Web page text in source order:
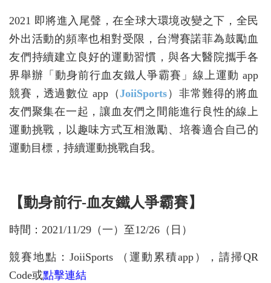
2021 即將進入尾聲，在全球大環境改變之下，全民
外出活動的頻率也相對受限，台灣賽諾菲為鼓勵血
友們持續建立良好的運動習慣，與各大醫院攜手各
界舉辦「動身前行血友鐵人爭霸賽」線上運動 app
競賽，透過數位 app（JoiiSports ）非常難得的將血
友們聚集在一起，讓血友們之間能進行良性的線上
運動挑戰，以趣味方式互相激勵、培養適合自己的
運動目標，持續運動挑戰自我。
【動身前行-血友鐵人爭霸賽】
時間：2021/11/29（一）至12/26（日）
競賽地點：JoiiSports （運動累積app），請掃QR
Code或點擊連結